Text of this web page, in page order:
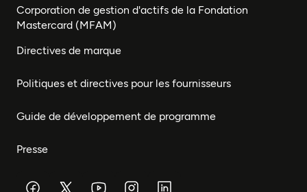
Corporation de gestion d'actifs de la Fondation
Mastercard (MFAM)
Directives de marque
Politiques et directives pour les fournisseurs
Guide de développement de programme
Presse